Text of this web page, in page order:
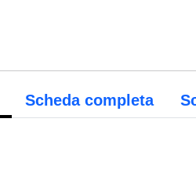
Scheda completa